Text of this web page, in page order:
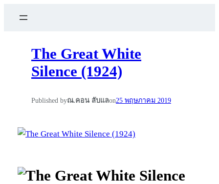
The Great White
Silence (1924)
Published byณ.คอน ลับแลon25 พฤษภาคม 2019